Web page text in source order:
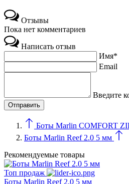
Отзывы
Пока нет комментариев
Написать отзыв
Имя*
Email
Введите
Боты Marlin COMFORT
Боты Marlin Reef 2.0 5 мм
Рекомендуемые товары
Топ продаж
Боты Marlin Reef 2.0 5 мм